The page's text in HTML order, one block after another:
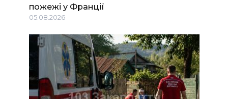
пожежі у Франції
05.08.2026